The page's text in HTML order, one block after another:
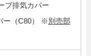
ブ排気カバー
ー（C80） ※別売部